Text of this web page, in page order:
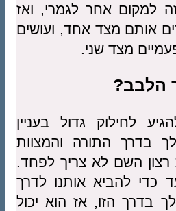
למקום אחר לגמרי, ואז
אותם מצד אחד, ועושים
מצד שני.
הלבב?
לחילוק גדול בעניין
בדרך התורה והמצוות
השם לא צריך לפחד.
כדי להביא אותנו לדרך
בדרך הזו, אז הוא יכול